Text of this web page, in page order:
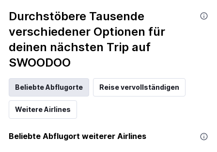
Durchstöbere Tausende
verschiedener Optionen für
deinen nächsten Trip auf
SWOODOO
Beliebte Abflugorte Reise vervollständigen
Weitere Airlines
Beliebte Abflugort weiterer Airlines